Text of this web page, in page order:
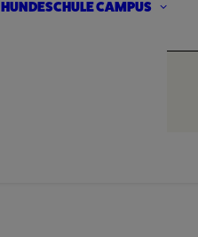
HUNDESCHULECAMPUS